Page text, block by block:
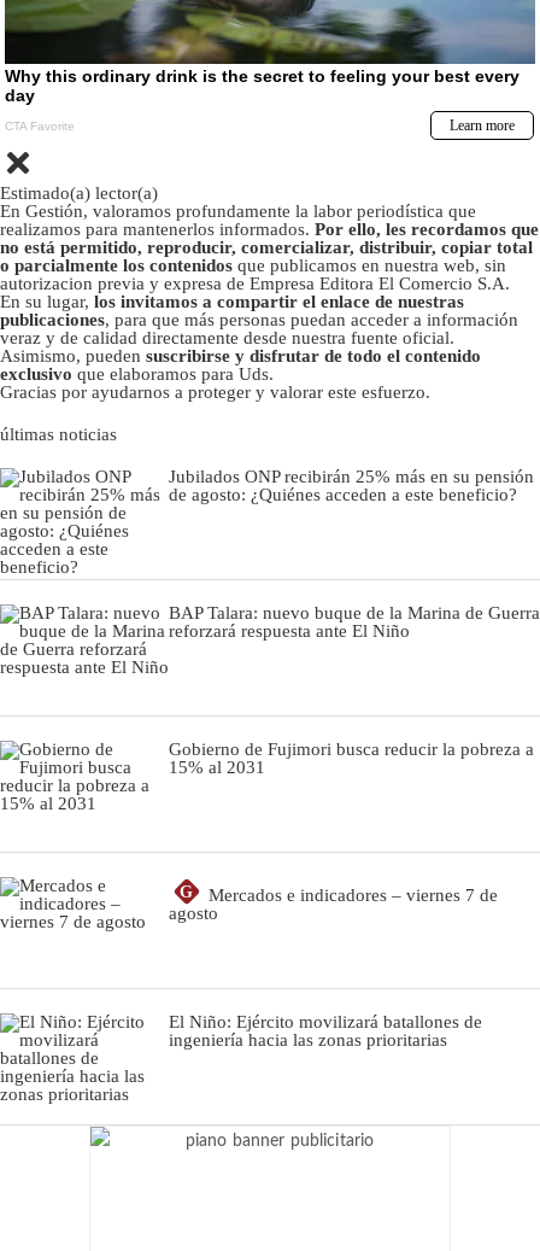
Estimado(a) lector(a)
En Gestión, valoramos profundamente la labor periodística que
realizamos para mantenerlos informados. Por ello, les recordamos que
no está permitido, reproducir, comercializar, distribuir, copiar total
o parcialmente los contenidos que publicamos en nuestra web, sin
autorizacion previa y expresa de Empresa Editora El Comercio S.A.
En su lugar, los invitamos a compartir el enlace de nuestras
publicaciones, para que más personas puedan acceder a información
veraz y de calidad directamente desde nuestra fuente oficial.
Asimismo, pueden suscribirse y disfrutar de todo el contenido
exclusivo que elaboramos para Uds.
Gracias por ayudarnos a proteger y valorar este esfuerzo.
últimas noticias
Jubilados ONP recibirán 25% más en su pensión
de agosto: ¿Quiénes acceden a este beneficio?
BAP Talara: nuevo buque de la Marina de Guerra
reforzará respuesta ante El Niño
Gobierno de Fujimori busca reducir la pobreza a
15% al 2031
G
Mercados e indicadores – viernes 7 de
agosto
El Niño: Ejército movilizará batallones de
ingeniería hacia las zonas prioritarias